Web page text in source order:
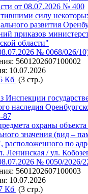
от 08.07.2026 № 400
силу
развития
приказов
области"
№ 0068/026/
5601202607100002
10.07.2026
Кб (3 стр.)
Инспекции
наследия
87
охраны объекта
значения (вид –
по
Ленинская / ул.
№ 0050/2026/
5601202607100003
10.07.2026
Кб (3 стр.)